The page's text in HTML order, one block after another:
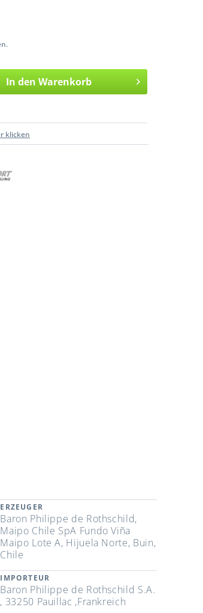
In den Warenkorb
klicken
ERZEUGER
Baron Philippe de Rothschild,
Maipo Chile SpA Fundo Viña
Maipo Lote A, Hijuela Norte, Buin,
Chile
IMPORTEUR
Baron Philippe de Rothschild S.A.
, 33250 Pauillac ,Frankreich